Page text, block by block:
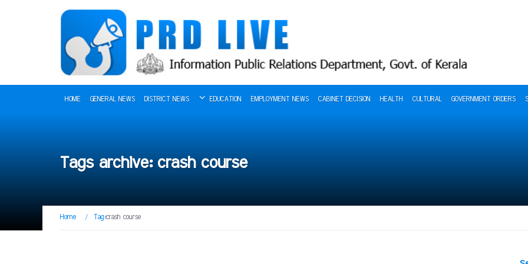
HOME GENERAL NEWS DISTRICT NEWS EDUCATION EMPLOYMENT NEWS CABINET DECISION HEALTH CULTURAL GOVERNMENT ORDERS
Tags archive: crash course
Home / Tag:crash course